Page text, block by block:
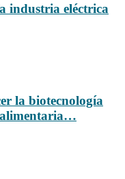
industria eléctrica
la biotecnología
alimentaria…